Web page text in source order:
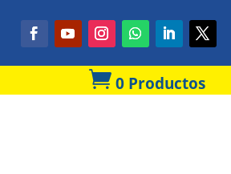
 0 Productos